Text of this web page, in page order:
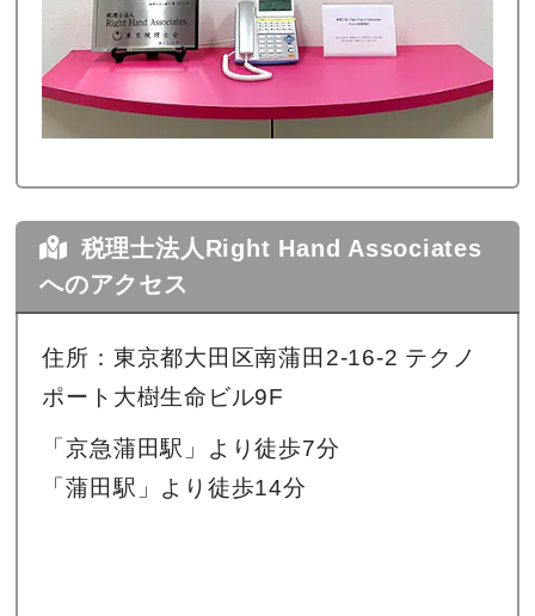
税理士法人Right Hand Associates
へのアクセス
住所：東京都大田区南蒲田2-16-2 テクノ
ポート大樹生命ビル9F
「京急蒲田駅」より徒歩7分
「蒲田駅」より徒歩14分